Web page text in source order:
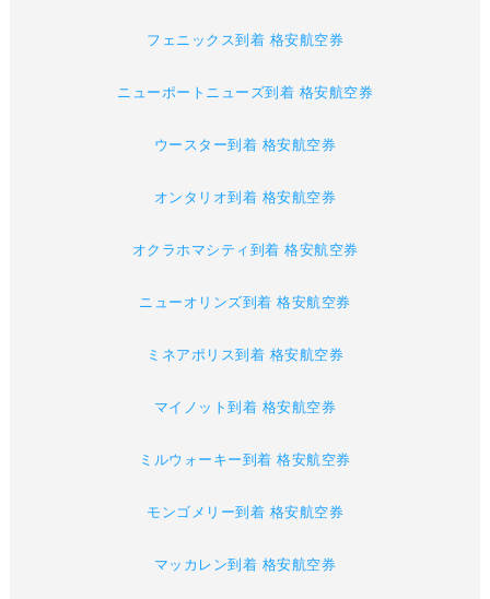
フェニックス到着 格安航空券
ニューポートニューズ到着 格安航空券
ウースター到着 格安航空券
オンタリオ到着 格安航空券
オクラホマシティ到着 格安航空券
ニューオリンズ到着 格安航空券
ミネアポリス到着 格安航空券
マイノット到着 格安航空券
ミルウォーキー到着 格安航空券
モンゴメリー到着 格安航空券
マッカレン到着 格安航空券